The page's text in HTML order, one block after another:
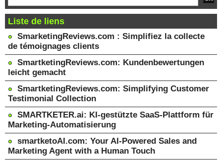
Liste de liens
SmarketingReviews.com : Simplifiez la collecte
de témoignages clients
SmartketingReviews.com: Kundenbewertungen
leicht gemacht
SmartketingReviews.com: Simplifying Customer
Testimonial Collection
SMARTKETER.ai: KI-gestützte SaaS-Plattform für
Marketing-Automatisierung
smartketoAI.com: Your AI-Powered Sales and
Marketing Agent with a Human Touch